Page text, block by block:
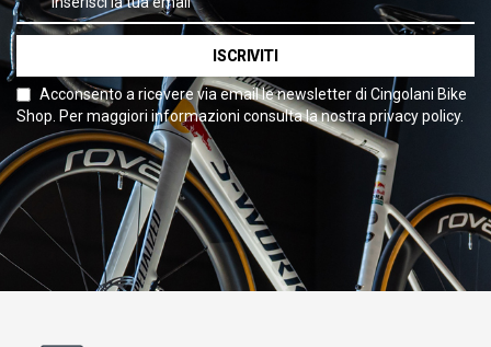
ISCRIVITI
Acconsento a ricevere via email le newsletter di Cingolani Bike
Shop. Per maggiori informazioni consulta la nostra privacy policy.